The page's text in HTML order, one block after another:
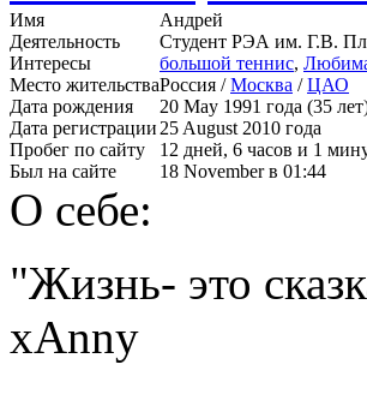
Имя
Андрей
Деятельность
Студент РЭА им. Г.В.
Интересы
большой теннис,
Место жительстваРоссия /Москва /ЦАО
Дата рождения
20 May 1991 года (35
Дата регистрации25 August 2010 года
Пробег по сайту
12 дней, 6 часов и 1
Был на сайте
18 November в 01:44
О себе:
"Жизнь- это
xAnny